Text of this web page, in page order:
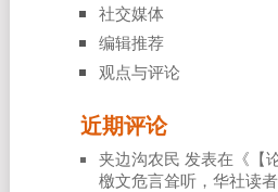
社交媒体
编辑推荐
观点与评论
近期评论
夹边沟农民 发表在《
檄文危言耸听，华社读